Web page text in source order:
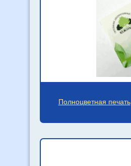
Полноцветная печать